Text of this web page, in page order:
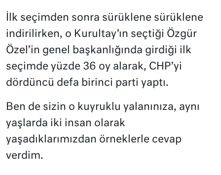
İlk seçimden sonra sürüklene sürüklene
indirilirken, o Kurultay’ın seçtiği Özgür
Özel’in genel başkanlığında girdiği ilk
seçimde yüzde 36 oy alarak, CHP’yi
dördüncü defa birinci parti yaptı.
Ben de sizin o kuyruklu yalanınıza, aynı
yaşlarda iki insan olarak
yaşadıklarımızdan örneklerle cevap
verdim.